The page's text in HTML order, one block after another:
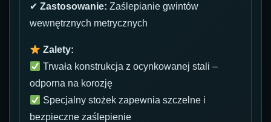
✔ Zastosowanie: Zaślepianie gwintów
wewnętrznych metrycznych
Zalety:
Trwała konstrukcja z ocynkowanej stali –
odporna na korozję
Specjalny stożek zapewnia szczelne i
bezpieczne zaślepienie